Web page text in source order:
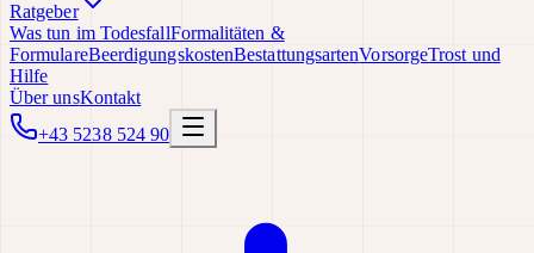
Ratgeber
Was tun im TodesfallFormalitäten &
FormulareBeerdigungskostenBestattungsartenVorsorgeTrost und
Hilfe
Über unsKontakt
+43 5238 524 90